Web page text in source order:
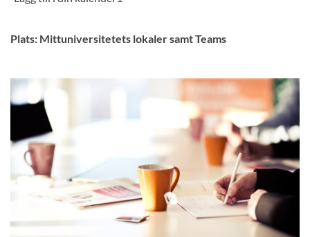
Plats: Mittuniversitetets lokaler samt Teams